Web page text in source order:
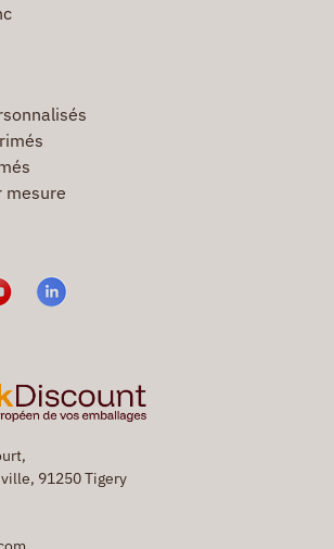
91250 Tigery
mesure